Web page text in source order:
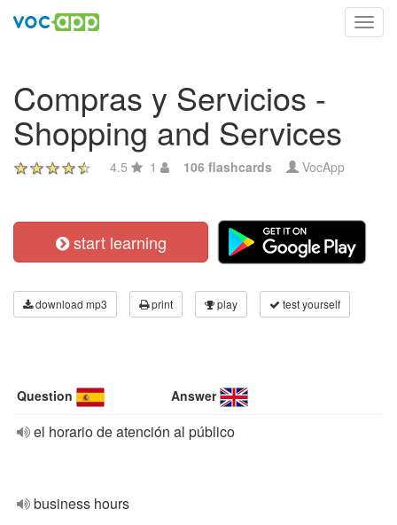
Compras y Servicios -
Shopping and Services
4.5 1 106 flashcards VocApp
start learning
download mp3 print play test yourself
Question Answer
el horario de atención al público
business hours